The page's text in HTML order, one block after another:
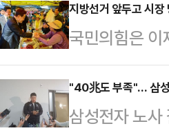
사와 주주, 국
날 열리는 현
홀'에 앞서 현
갈등과 관련
회사가 발전
지방선거 앞두고 시
국민의힘은
을 두고 "노골
선거대책위원
K-조선 간담
"40兆도 부족"… 삼성
삼성전자 노